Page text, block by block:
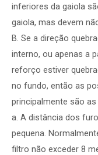
inferiores da gaiola
gaiola, mas devem
B. Se a direção
interno, ou apenas a
reforço estiver
no fundo, então as
principalmente são
a. A distância dos
pequena.
filtro não exceder 8